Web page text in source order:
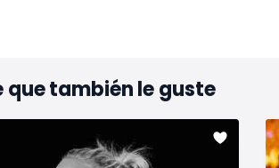
que también le guste